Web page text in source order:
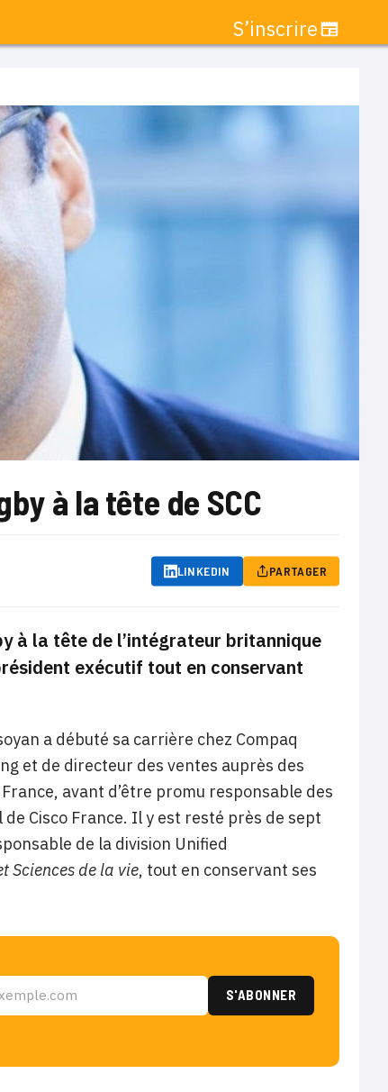
S’inscrire
à la tête de SCC
LINKEDIN PARTAGER
à la tête de l’intégrateur britannique
exécutif tout en conservant
a débuté sa carrière chez Compaq
et de directeur des ventes auprès des
avant d’être promu responsable des
Cisco France. Il y est resté près de sept
de la division Unified
Sciences de la vie, tout en conservant ses